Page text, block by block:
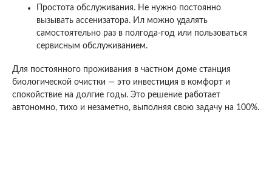
Простота обслуживания. Не нужно постоянно
вызывать ассенизатора. Ил можно удалять
самостоятельно раз в полгода-год или пользоваться
сервисным обслуживанием.
Для постоянного проживания в частном доме станция
биологической очистки — это инвестиция в комфорт и
спокойствие на долгие годы. Это решение работает
автономно, тихо и незаметно, выполняя свою задачу на 100%.